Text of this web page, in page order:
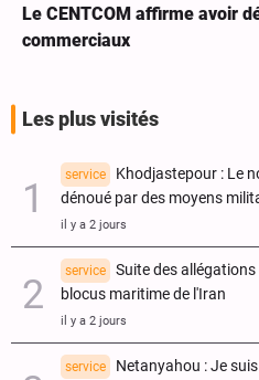
Le CENTCOM affirme avoir
commerciaux
Les plus visités
service
Khodjastepour : Le
dénoué par des moyens
il y a 2 jours
service
Suite des
blocus maritime de l'Iran
il y a 2 jours
service
Netanyahou : Je